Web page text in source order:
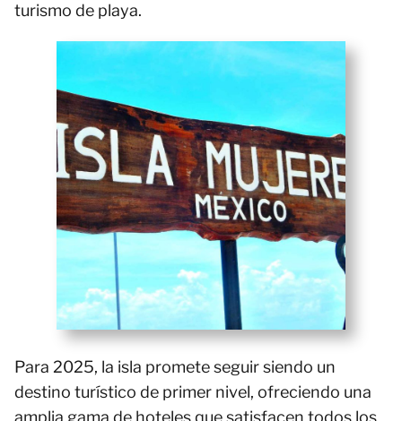
turismo de playa.
Para 2025, la isla promete seguir siendo un
destino turístico de primer nivel, ofreciendo una
amplia gama de hoteles que satisfacen todos los